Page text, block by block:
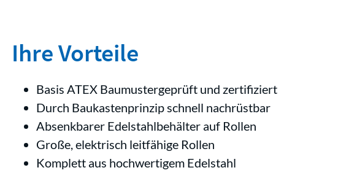
Ihre Vorteile
Basis ATEX Baumustergeprüft und zertifiziert
Durch Baukastenprinzip schnell nachrüstbar
Absenkbarer Edelstahlbehälter auf Rollen
Große, elektrisch leitfähige Rollen
Komplett aus hochwertigem Edelstahl